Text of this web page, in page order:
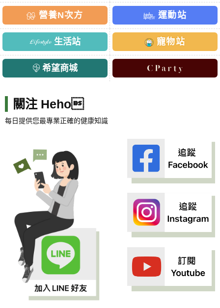
營養N次方 運動站
生活站 寵物站
希望商城
關注 Heho
每日提供您最專業正確的健康知識